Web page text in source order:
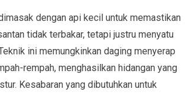
dengan api kecil untuk memastikan
tidak terbakar, tetapi justru menyatu
ini memungkinkan daging menyerap
rempah, menghasilkan hidangan yang
Kesabaran yang dibutuhkan untuk